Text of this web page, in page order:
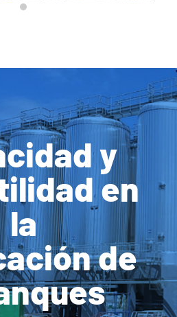
y
en
la
de